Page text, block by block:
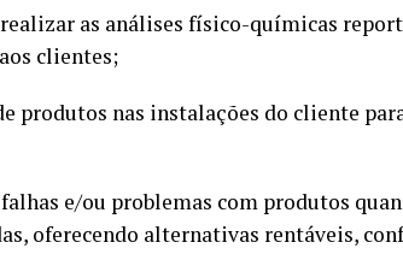
as análises físico-químicas
clientes;
produtos nas instalações do cliente
e/ou problemas com produtos
oferecendo alternativas rentáveis,